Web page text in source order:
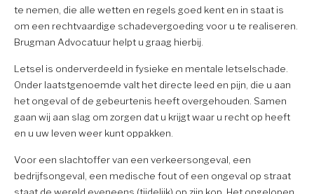
te nemen, die alle wetten en regels goed kent en in staat is
om een rechtvaardige schadevergoeding voor u te realiseren.
Brugman Advocatuur helpt u graag hierbij.
Letsel is onderverdeeld in fysieke en mentale letselschade.
Onder laatstgenoemde valt het directe leed en pijn, die u aan
het ongeval of de gebeurtenis heeft overgehouden. Samen
gaan wij aan slag om zorgen dat u krijgt waar u recht op heeft
en u uw leven weer kunt oppakken.
Voor een slachtoffer van een verkeersongeval, een
bedrijfsongeval, een medische fout of een ongeval op straat